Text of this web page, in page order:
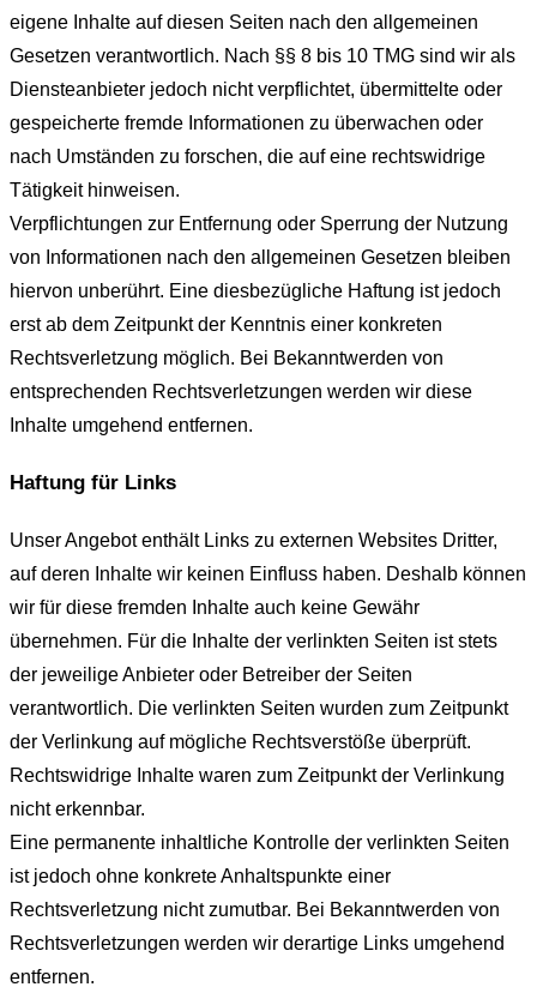
eigene Inhalte auf diesen Seiten nach den allgemeinen
Gesetzen verantwortlich. Nach §§ 8 bis 10 TMG sind wir als
Diensteanbieter jedoch nicht verpflichtet, übermittelte oder
gespeicherte fremde Informationen zu überwachen oder
nach Umständen zu forschen, die auf eine rechtswidrige
Tätigkeit hinweisen.
Verpflichtungen zur Entfernung oder Sperrung der Nutzung
von Informationen nach den allgemeinen Gesetzen bleiben
hiervon unberührt. Eine diesbezügliche Haftung ist jedoch
erst ab dem Zeitpunkt der Kenntnis einer konkreten
Rechtsverletzung möglich. Bei Bekanntwerden von
entsprechenden Rechtsverletzungen werden wir diese
Inhalte umgehend entfernen.
Haftung für Links
Unser Angebot enthält Links zu externen Websites Dritter,
auf deren Inhalte wir keinen Einfluss haben. Deshalb können
wir für diese fremden Inhalte auch keine Gewähr
übernehmen. Für die Inhalte der verlinkten Seiten ist stets
der jeweilige Anbieter oder Betreiber der Seiten
verantwortlich. Die verlinkten Seiten wurden zum Zeitpunkt
der Verlinkung auf mögliche Rechtsverstöße überprüft.
Rechtswidrige Inhalte waren zum Zeitpunkt der Verlinkung
nicht erkennbar.
Eine permanente inhaltliche Kontrolle der verlinkten Seiten
ist jedoch ohne konkrete Anhaltspunkte einer
Rechtsverletzung nicht zumutbar. Bei Bekanntwerden von
Rechtsverletzungen werden wir derartige Links umgehend
entfernen.